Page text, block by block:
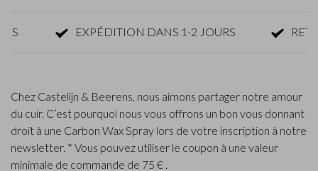
EXPÉDITION DANS 1-2 JOURS RETOUR
Chez Castelijn & Beerens, nous aimons partager notre amour
du cuir. C’est pourquoi nous vous offrons un bon vous donnant
droit à une Carbon Wax Spray lors de votre inscription à notre
newsletter. * Vous pouvez utiliser le coupon à une valeur
minimale de commande de 75 € .